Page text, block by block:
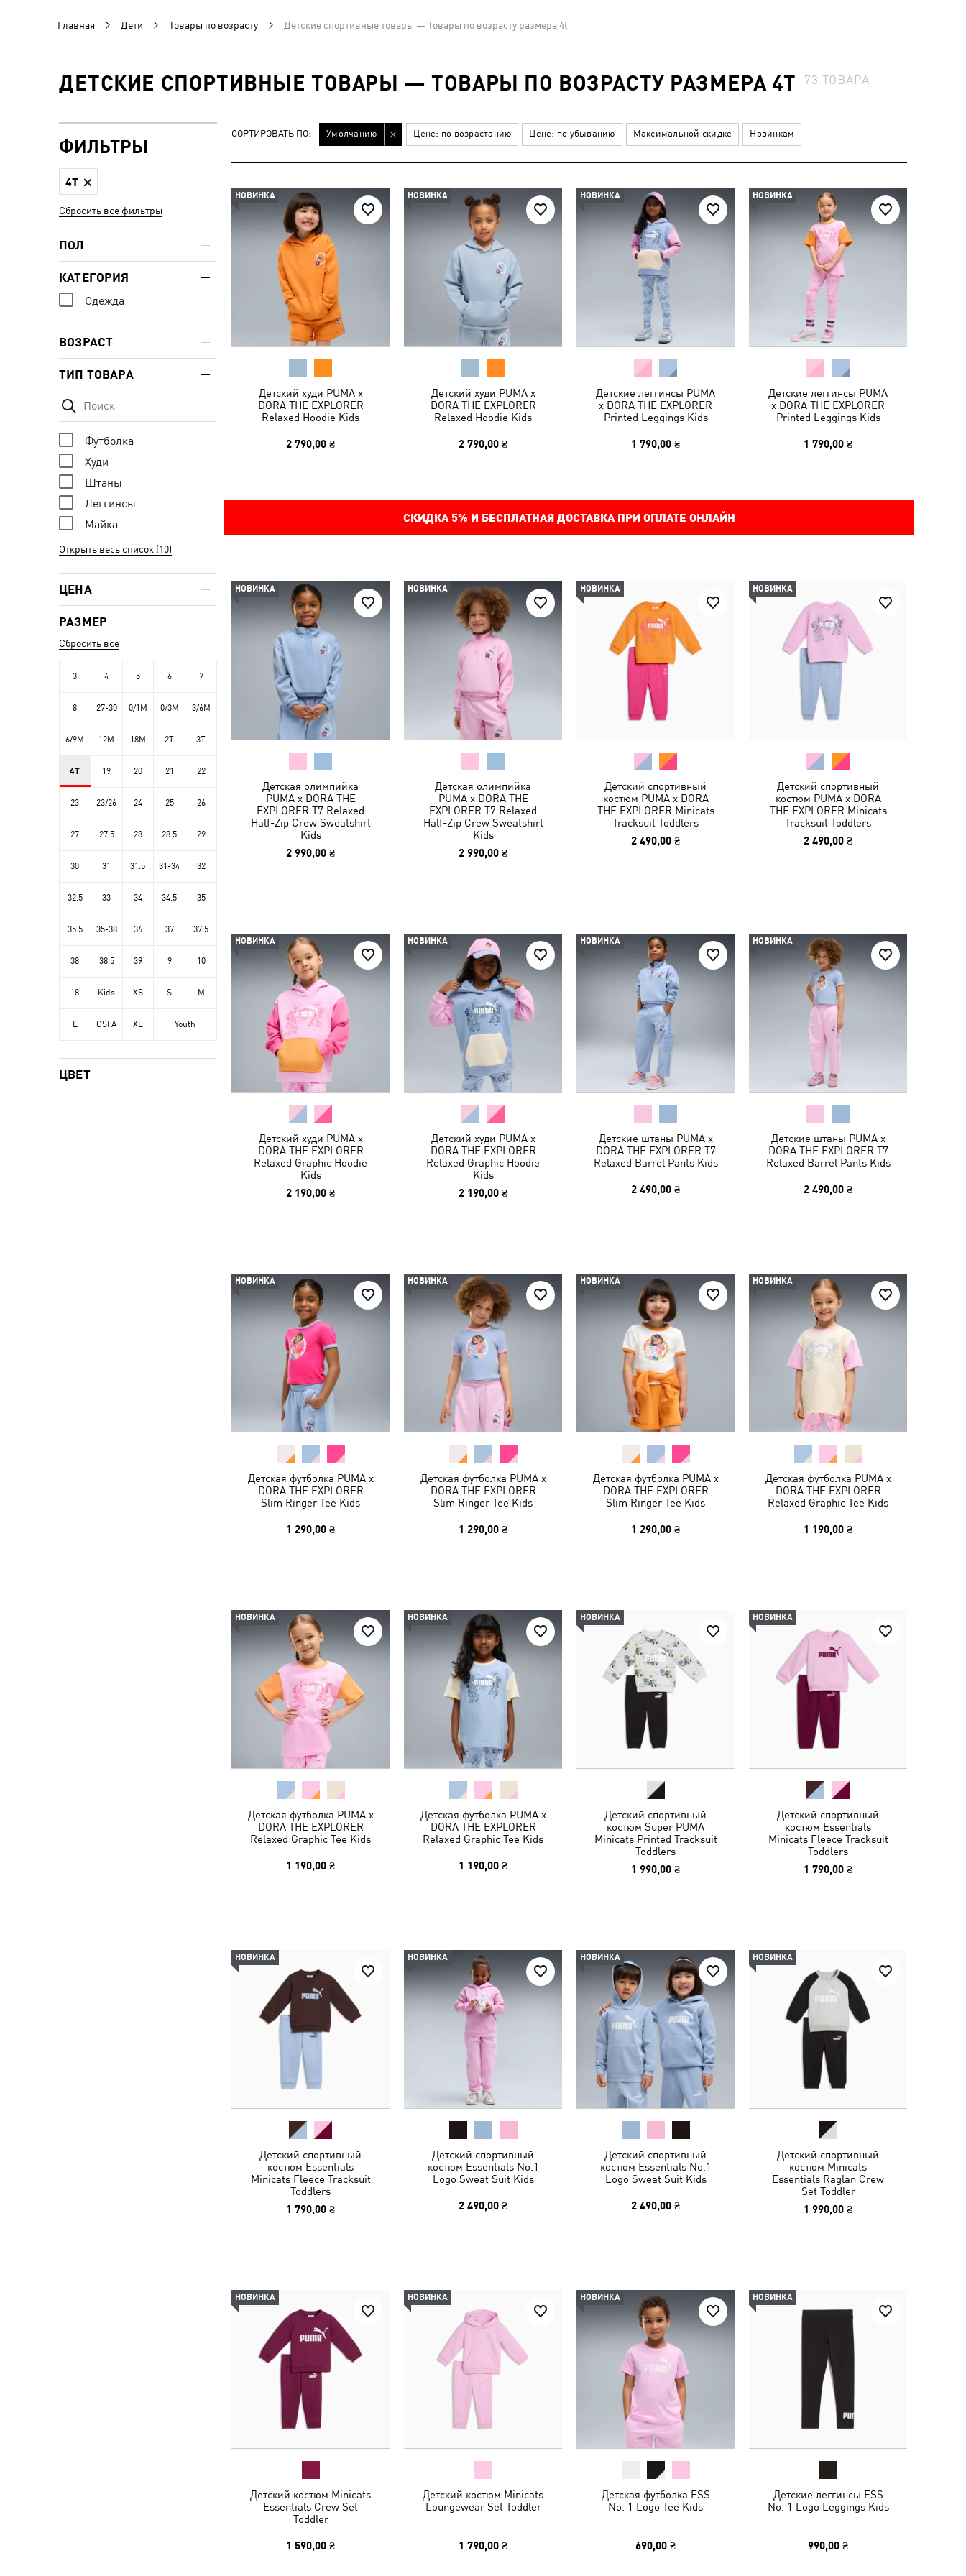
Главная Дети Товары по возрасту Детские спортивные товары — Товары по возрасту размера 4t
ДЕТСКИЕ СПОРТИВНЫЕ ТОВАРЫ — ТОВАРЫ ПО ВОЗРАСТУ РАЗМЕРА 4T 73 ТОВАРА
СОРТИРОВАТЬ ПО: Умолчанию Цене: по возрастанию Цене: по убыванию Максимальной скидке Новинкам
НОВИНКА
Детский худи PUMA x
DORA THE EXPLORER
Relaxed Hoodie Kids
2 790,00 ₴
НОВИНКА
Детский худи PUMA x
DORA THE EXPLORER
Relaxed Hoodie Kids
2 790,00 ₴
НОВИНКА
Детские леггинсы PUMA
x DORA THE EXPLORER
Printed Leggings Kids
1 790,00 ₴
НОВИНКА
Детские леггинсы PUMA
x DORA THE EXPLORER
Printed Leggings Kids
1 790,00 ₴
СКИДКА 5% И БЕСПЛАТНАЯ ДОСТАВКА ПРИ ОПЛАТЕ ОНЛАЙН
НОВИНКА
Детская олимпийка
PUMA x DORA THE
EXPLORER T7 Relaxed
Half-Zip Crew Sweatshirt
Kids
2 990,00 ₴
НОВИНКА
Детская олимпийка
PUMA x DORA THE
EXPLORER T7 Relaxed
Half-Zip Crew Sweatshirt
Kids
2 990,00 ₴
НОВИНКА
Детский спортивный
костюм PUMA x DORA
THE EXPLORER Minicats
Tracksuit Toddlers
2 490,00 ₴
НОВИНКА
Детский спортивный
костюм PUMA x DORA
THE EXPLORER Minicats
Tracksuit Toddlers
2 490,00 ₴
НОВИНКА
Детский худи PUMA x
DORA THE EXPLORER
Relaxed Graphic Hoodie
Kids
2 190,00 ₴
НОВИНКА
Детский худи PUMA x
DORA THE EXPLORER
Relaxed Graphic Hoodie
Kids
2 190,00 ₴
НОВИНКА
Детские штаны PUMA x
DORA THE EXPLORER T7
Relaxed Barrel Pants Kids
2 490,00 ₴
НОВИНКА
Детские штаны PUMA x
DORA THE EXPLORER T7
Relaxed Barrel Pants Kids
2 490,00 ₴
НОВИНКА
Детская футболка PUMA x
DORA THE EXPLORER
Slim Ringer Tee Kids
1 290,00 ₴
НОВИНКА
Детская футболка PUMA x
DORA THE EXPLORER
Slim Ringer Tee Kids
1 290,00 ₴
НОВИНКА
Детская футболка PUMA x
DORA THE EXPLORER
Slim Ringer Tee Kids
1 290,00 ₴
НОВИНКА
Детская футболка PUMA x
DORA THE EXPLORER
Relaxed Graphic Tee Kids
1 190,00 ₴
НОВИНКА
Детская футболка PUMA x
DORA THE EXPLORER
Relaxed Graphic Tee Kids
1 190,00 ₴
НОВИНКА
Детская футболка PUMA x
DORA THE EXPLORER
Relaxed Graphic Tee Kids
1 190,00 ₴
НОВИНКА
Детский спортивный
костюм Super PUMA
Minicats Printed Tracksuit
Toddlers
1 990,00 ₴
НОВИНКА
Детский спортивный
костюм Essentials
Minicats Fleece Tracksuit
Toddlers
1 790,00 ₴
НОВИНКА
Детский спортивный
костюм Essentials
Minicats Fleece Tracksuit
Toddlers
1 790,00 ₴
НОВИНКА
Детский спортивный
костюм Essentials No.1
Logo Sweat Suit Kids
2 490,00 ₴
НОВИНКА
Детский спортивный
костюм Essentials No.1
Logo Sweat Suit Kids
2 490,00 ₴
НОВИНКА
Детский спортивный
костюм Minicats
Essentials Raglan Crew
Set Toddler
1 990,00 ₴
НОВИНКА
Детский костюм Minicats
Essentials Crew Set
Toddler
1 590,00 ₴
НОВИНКА
Детский костюм Minicats
Loungewear Set Toddler
1 790,00 ₴
НОВИНКА
Детская футболка ESS
No. 1 Logo Tee Kids
690,00 ₴
НОВИНКА
Детские леггинсы ESS
No. 1 Logo Leggings Kids
990,00 ₴
ФИЛЬТРЫ
4T
Сбросить все фильтры
ПОЛ
КАТЕГОРИЯ
Одежда
ВОЗРАСТ
ТИП ТОВАРА
Футболка
Худи
Штаны
Леггинсы
Майка
Открыть весь список (10)
ЦЕНА
РАЗМЕР
Сбросить все
3 4 5 6 7
8 27-30 0/1M 0/3M 3/6M
6/9M 12M 18M 2T 3T
4T 19 20 21 22
23 23/26 24 25 26
27 27.5 28 28.5 29
30 31 31.5 31-34 32
32.5 33 34 34.5 35
35.5 35-38 36 37 37.5
38 38.5 39 9 10
18 Kids XS S M
L OSFA XL Youth
ЦВЕТ